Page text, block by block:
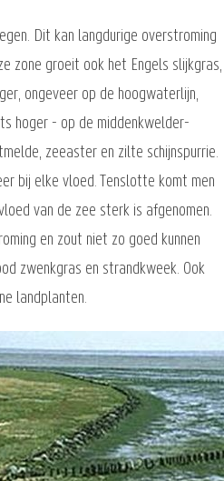
Dit kan langdurige overstroming
zone groeit ook het Engels slijkgras,
ongeveer op de hoogwaterlijn,
hoger - op de middenkwelder-
zeeaster en zilte schijnspurrie.
bij elke vloed. Tenslotte komt men
van de zee sterk is afgenomen.
en zout niet zo goed kunnen
zwenkgras en strandkweek. Ook
landplanten.